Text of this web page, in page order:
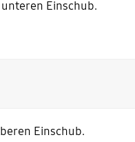
Einschub.
Einschub.